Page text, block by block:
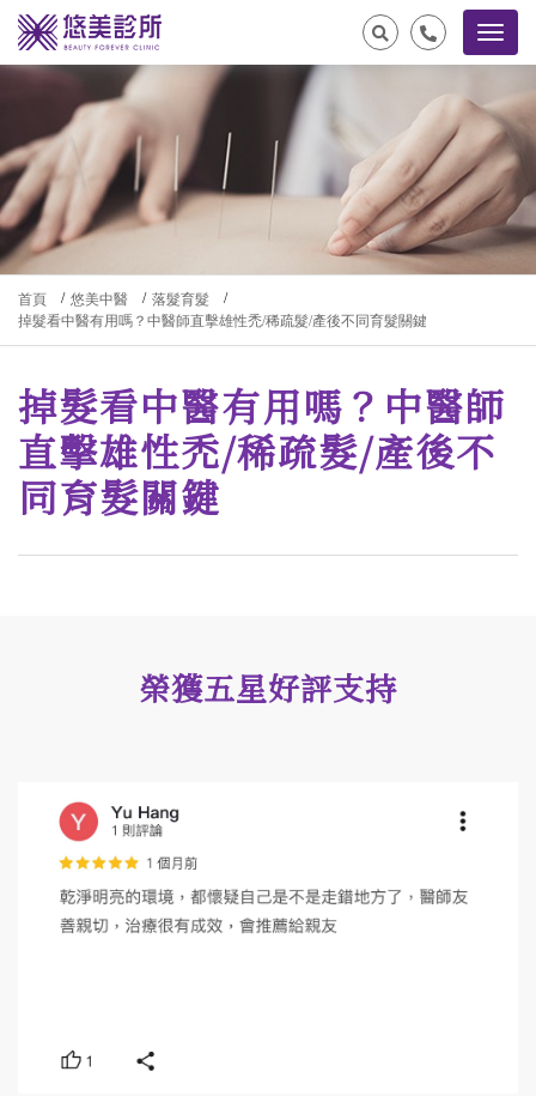
首頁 悠美中醫
落髮育髮
掉髮看中醫有用嗎？中醫師直擊雄性禿/稀疏髮/產後不同育髮關鍵
掉髮看中醫有用嗎？中醫師
直擊雄性禿/稀疏髮/產後不
同育髮關鍵
榮獲五星好評支持